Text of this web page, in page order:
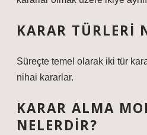
KARAR TÜRLERI
Süreçte temel olarak iki tür
nihai kararlar.
KARAR ALMA
NELERDIR?